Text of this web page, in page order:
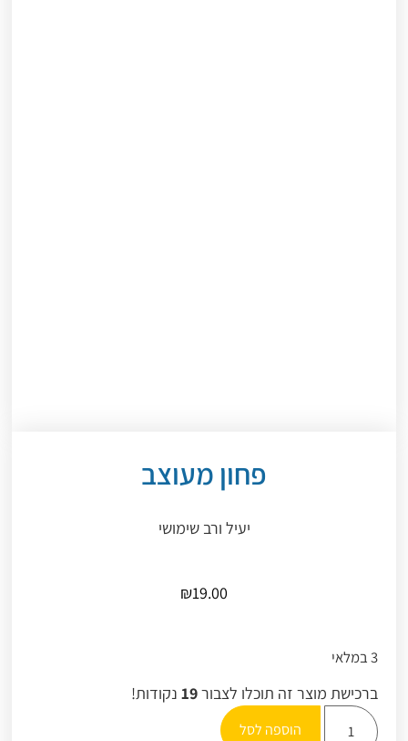
פחון מעוצב
יעיל ורב שימושי
₪19.00
3 במלאי
ברכישת מוצר זה תוכלו לצבור19נקודות!
הוספה לסל